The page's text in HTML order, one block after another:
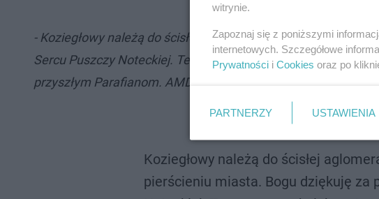
- Koziegłowy należą do ścisłej aglomeracji Poznania. Są w
Sercu Puszczy Noteckiej. Teraz czas na kolejne etap
przyszłym Parafianom. AMDG. Bogu dzięki
Koziegłowy należą do ścisłej
pierścieniu miasta. Bogu dziękuję za
witrynie.
Zapoznaj się z poniższymi
internetowych. Szczegółowe
Prywatności i Cookies oraz po
PARTNERZY USTAWIENIA